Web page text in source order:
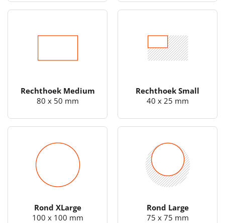
Rechthoek Medium
80 x 50 mm
Rechthoek Small
40 x 25 mm
Rond XLarge
100 x 100 mm
Rond Large
75 x 75 mm